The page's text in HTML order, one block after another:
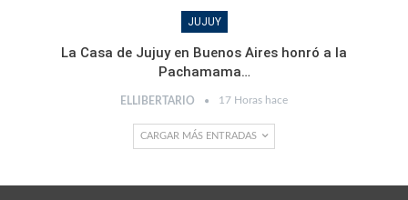
JUJUY
La Casa de Jujuy en Buenos Aires honró a la
Pachamama…
ELLIBERTARIO 17 Horas hace
CARGAR MÁS ENTRADAS